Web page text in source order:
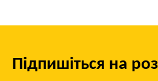
Підпишіться на